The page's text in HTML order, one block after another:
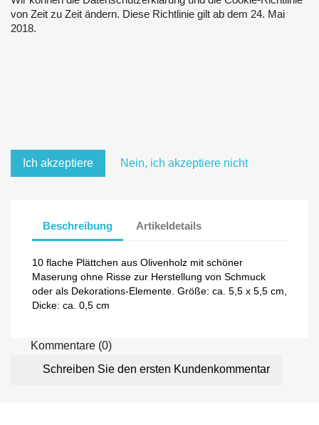
von Zeit zu Zeit ändern. Diese Richtlinie gilt ab dem 24. Mai
2018.
Ich akzeptiere Nein, ich akzeptiere nicht
Beschreibung Artikeldetails
10 flache Plättchen aus Olivenholz mit schöner
Maserung ohne Risse zur Herstellung von Schmuck
oder als Dekorations-Elemente. Größe: ca. 5,5 x 5,5 cm,
Dicke: ca. 0,5 cm
Kommentare (0)
Schreiben Sie den ersten Kundenkommentar